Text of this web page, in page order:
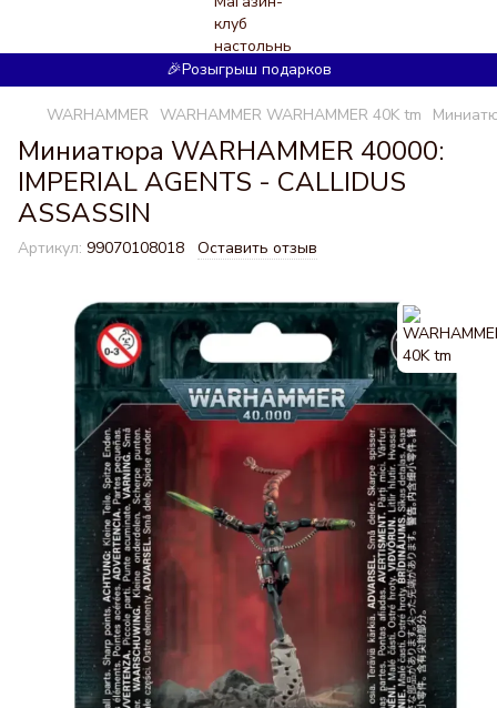
🎉Розыгрыш подарков
WARHAMMER WARHAMMER WARHAMMER 40K tm
Миниатюра WARHAMMER 40000:
IMPERIAL AGENTS - CALLIDUS
ASSASSIN
Артикул: 99070108018 Оставить отзыв